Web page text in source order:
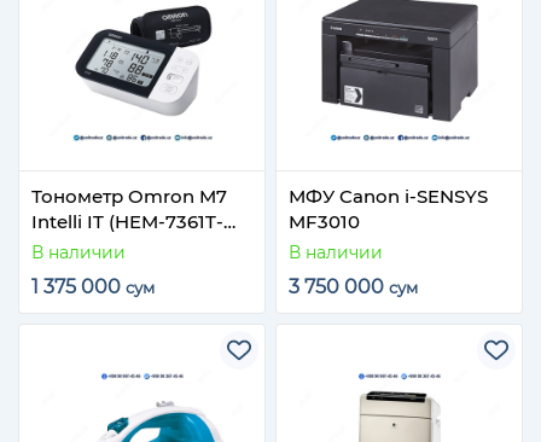
Тонометр Omron M7
Intelli IT (HEM-7361T-
EBK)
В наличии
1 375 000 сум
МФУ Canon i-SENSYS
MF3010
В наличии
3 750 000 сум